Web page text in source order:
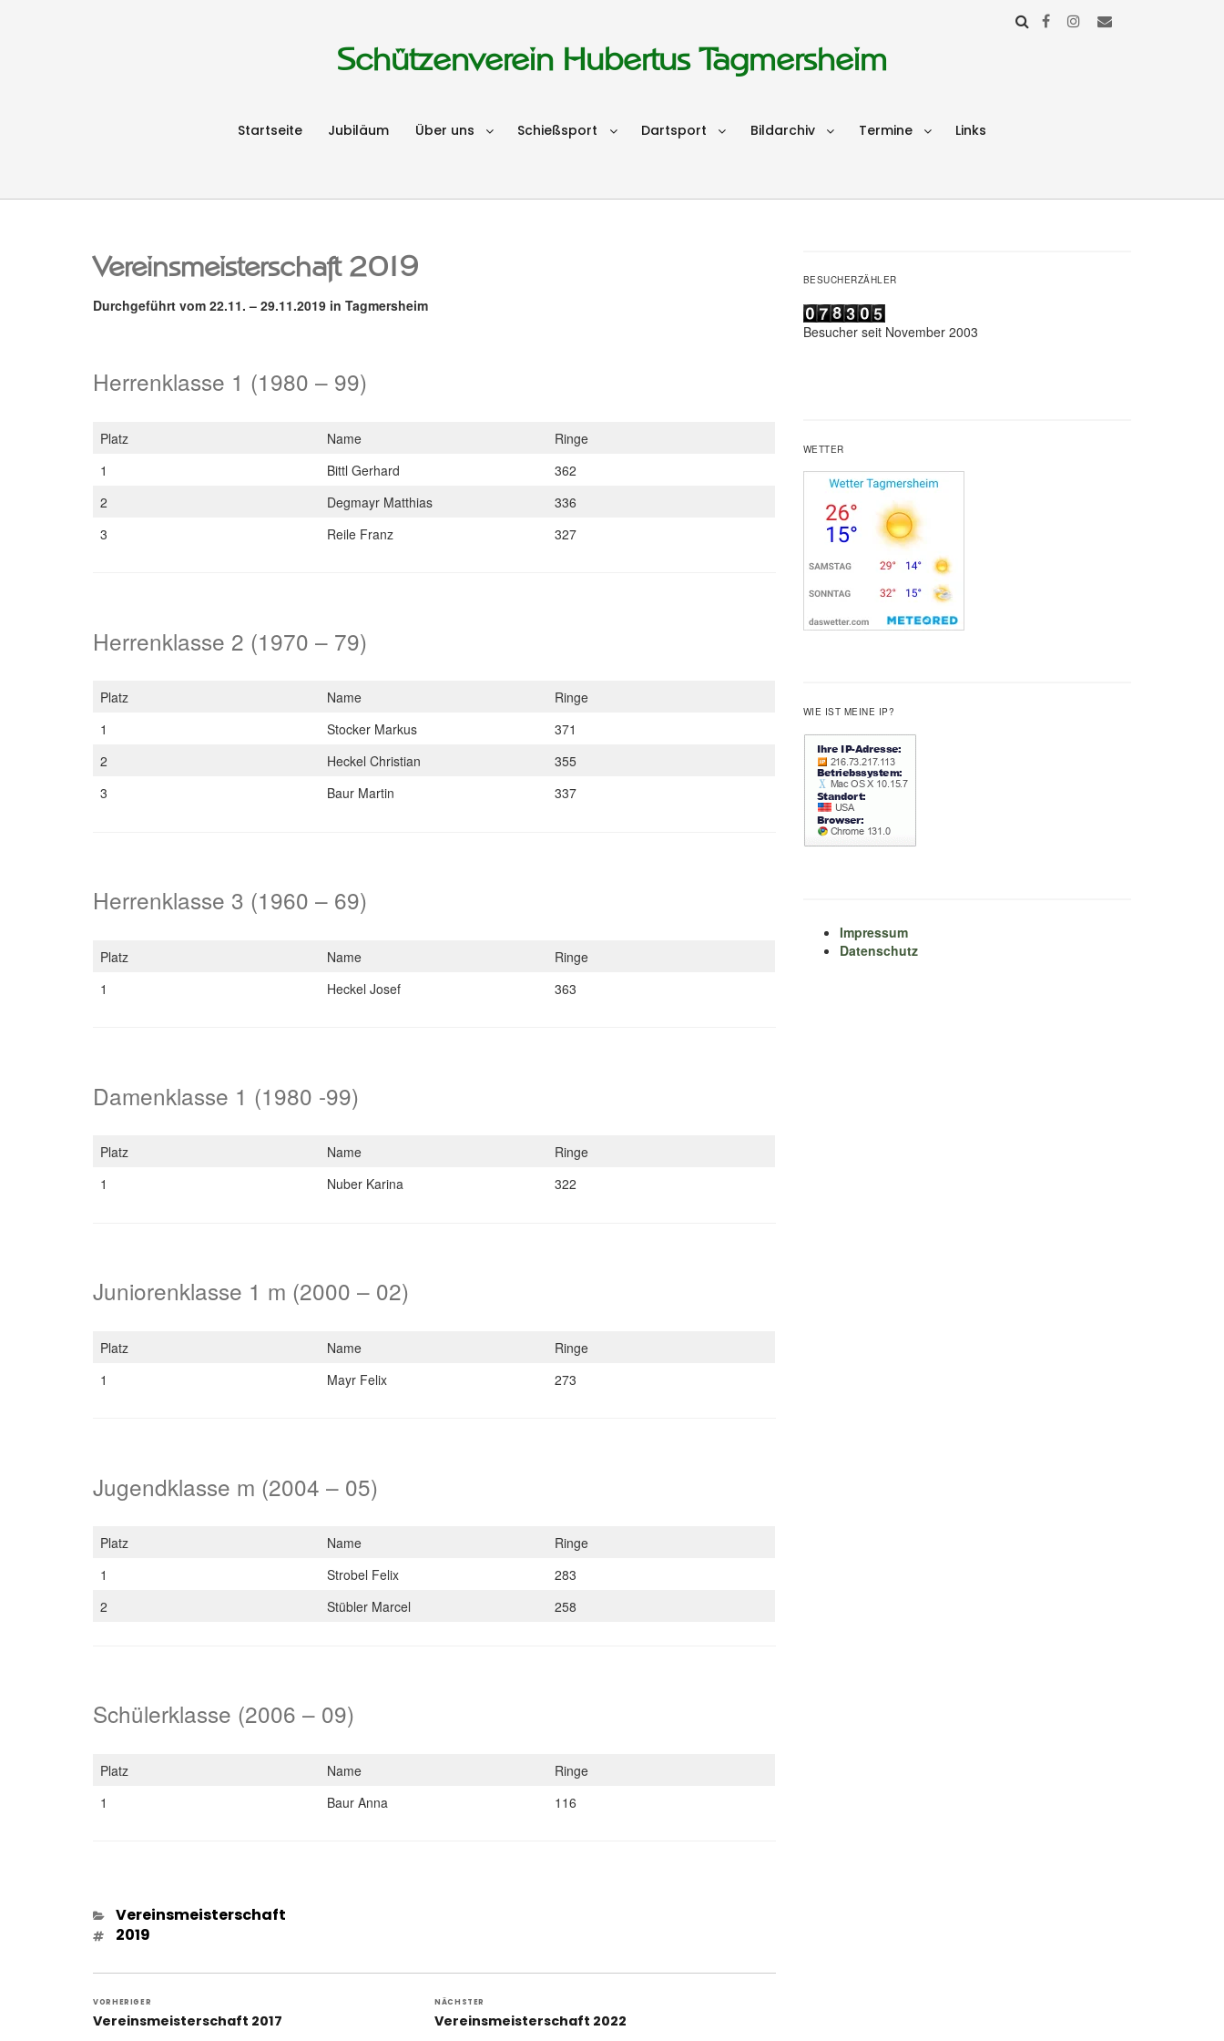
Schützenverein Hubertus Tagmersheim
Startseite Jubiläum Über uns Schießsport Dartsport Bildarchiv Termine Links
Vereinsmeisterschaft 2019
Durchgeführt vom 22.11. – 29.11.2019 in Tagmersheim
Herrenklasse 1 (1980 – 99)
Platz Name
Ringe
1
Bittl Gerhard
362
2
Degmayr Matthias
336
3
Reile Franz 327
Herrenklasse 2 (1970 – 79)
Platz Name
Ringe
1
Stocker Markus
371
2
Heckel Christian
355
3
Baur Martin 337
Herrenklasse 3 (1960 – 69)
Platz Name
Ringe
1
Heckel Josef 363
Damenklasse 1 (1980 -99)
Platz Name
Ringe
1
Nuber Karina 322
Juniorenklasse 1 m (2000 – 02)
Platz Name
Ringe
1
Mayr Felix 273
Jugendklasse m (2004 – 05)
Platz Name
Ringe
1
Strobel Felix
283
2
Stübler Marcel 258
Schülerklasse (2006 – 09)
Platz Name
Ringe
1
Baur Anna 116
Kategorien
Vereinsmeisterschaft
Schlagwörter
2019
VORHERIGER
Vorheriger
Vereinsmeisterschaft 2017
NÄCHSTER
Nächster
Vereinsmeisterschaft 2022
BESUCHERZÄHLER
Besucher seit November 2003
WETTER
WIE IST MEINE IP?
Impressum
Datenschutz